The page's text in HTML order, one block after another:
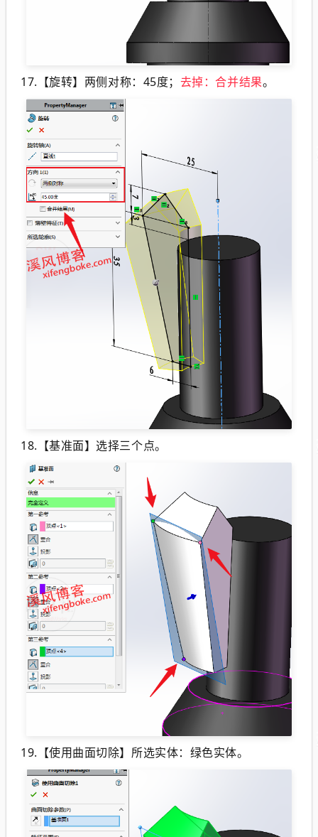
17.【旋转】两侧对称：45度； 去掉：合并结果。
18.【基准面】选择三个点。
19.【使用曲面切除】所选实体：绿色实体。